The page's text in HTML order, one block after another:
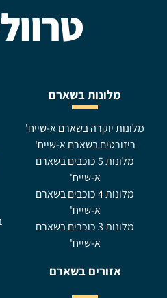
מלונות בשארם
מלונות יוקרה בשארם א-שייח'
ריזורטים בשארם א-שייח'
מלונות 5 כוכבים בשארם
א-שייח'
מלונות 4 כוכבים בשארם
א-שייח'
מלונות 3 כוכבים בשארם
א-שייח'
אזורים בשארם